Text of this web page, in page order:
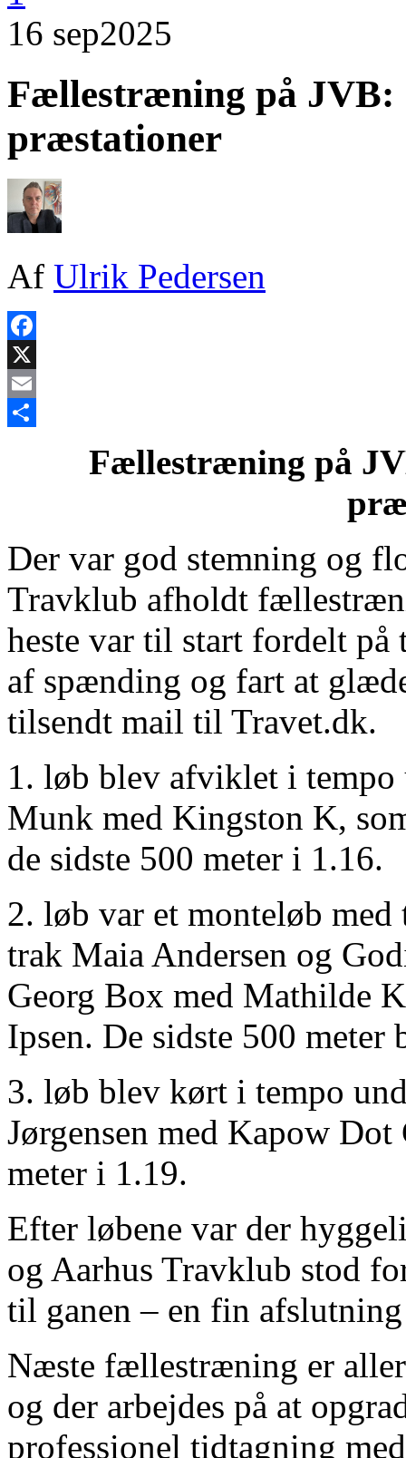
16 sep2025
Fællestræning på JVB:
præstationer
Af Ulrik Pedersen
Facebook
X
Email
Fællestræning på
Der var god stemning og
Travklub afholdt
heste var til start fordelt
af spænding og fart at
tilsendt mail til Travet.dk.
1. løb blev afviklet i tempo
Munk med Kingston K,
de sidste 500 meter i 1.16.
2. løb var et monteløb
trak Maia Andersen og
Georg Box med Mathilde
Ipsen. De sidste 500
3. løb blev kørt i tempo
Jørgensen med Kapow
meter i 1.19.
Efter løbene var der
og Aarhus Travklub stod
til ganen – en fin
Næste fællestræning er
og der arbejdes på at
professionel tidtagning